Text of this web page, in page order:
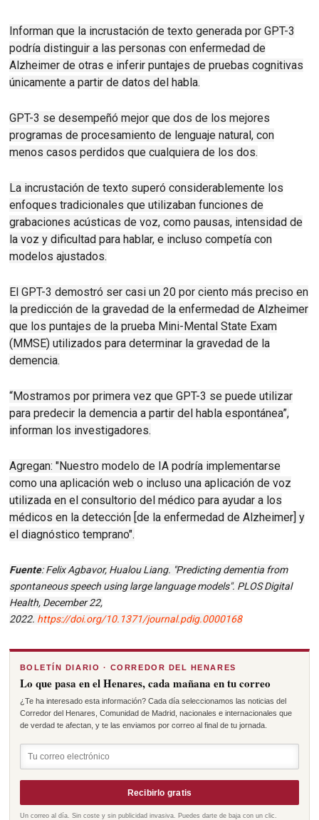
Informan que la incrustación de texto generada por GPT-3
podría distinguir a las personas con enfermedad de
Alzheimer de otras e inferir puntajes de pruebas cognitivas
únicamente a partir de datos del habla.
GPT-3 se desempeñó mejor que dos de los mejores
programas de procesamiento de lenguaje natural, con
menos casos perdidos que cualquiera de los dos.
La incrustación de texto superó considerablemente los
enfoques tradicionales que utilizaban funciones de
grabaciones acústicas de voz, como pausas, intensidad de
la voz y dificultad para hablar, e incluso competía con
modelos ajustados.
El GPT-3 demostró ser casi un 20 por ciento más preciso en
la predicción de la gravedad de la enfermedad de Alzheimer
que los puntajes de la prueba Mini-Mental State Exam
(MMSE) utilizados para determinar la gravedad de la
demencia.
“Mostramos por primera vez que GPT-3 se puede utilizar
para predecir la demencia a partir del habla espontánea”,
informan los investigadores.
Agregan: "Nuestro modelo de IA podría implementarse
como una aplicación web o incluso una aplicación de voz
utilizada en el consultorio del médico para ayudar a los
médicos en la detección [de la enfermedad de Alzheimer] y
el diagnóstico temprano".
Fuente: Felix Agbavor, Hualou Liang. "Predicting dementia from
spontaneous speech using large language models". PLOS Digital
Health, December 22,
2022. https://doi.org/10.1371/journal.pdig.0000168
BOLETÍN DIARIO · CORREDOR DEL HENARES
Lo que pasa en el Henares, cada mañana en tu correo
¿Te ha interesado esta información? Cada día seleccionamos las noticias del
Corredor del Henares, Comunidad de Madrid, nacionales e internacionales que
de verdad te afectan, y te las enviamos por correo al final de tu jornada.
Recibirlo gratis
Un correo al día. Sin coste y sin publicidad invasiva. Puedes darte de baja con un clic.